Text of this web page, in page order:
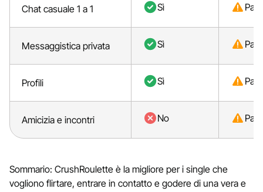
Chat casuale 1 a 1 Sì
Messaggistica privata Sì
Profili Sì
Amicizia e incontri No
Sommario: CrushRoulette è la migliore per i single che
vogliono flirtare, entrare in contatto e godere di una vera e